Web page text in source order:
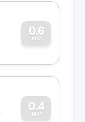
0.6
MW
0
0.4
MW